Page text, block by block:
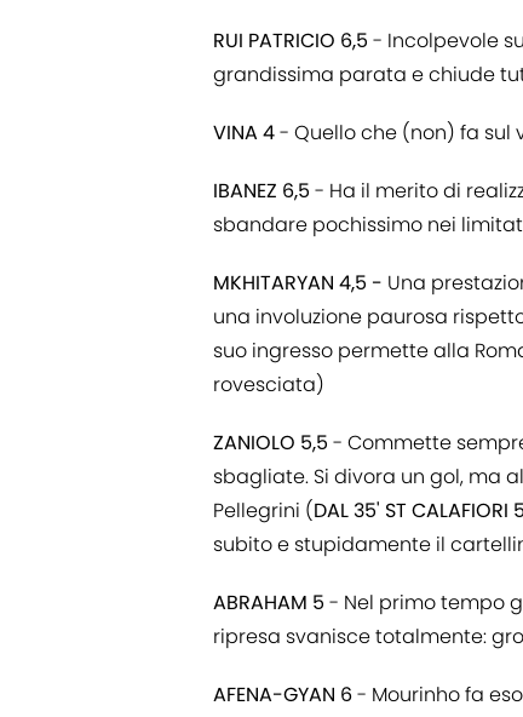
RUI PATRICIO 6,5 - Incolpevole
grandissima parata e chiude
VINA 4- Quello che (non) fa
IBANEZ 6,5 - Ha il merito di
sbandare pochissimo nei
MKHITARYAN 4,5 - Una
una involuzione paurosa
suo ingresso permette alla
rovesciata)
ZANIOLO 5,5 - Commette
sbagliate. Si divora un gol, ma
Pellegrini (DAL 35' ST CALAFIORI
subito e stupidamente il
ABRAHAM 5 - Nel primo tempo
ripresa svanisce totalmente:
AFENA-GYAN 6- Mourinho fa